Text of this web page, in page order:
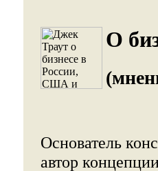
О
Основатель
автор